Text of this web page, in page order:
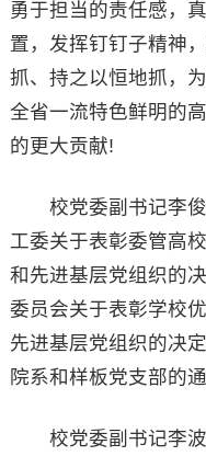
勇于担当的责任感，
置，发挥钉钉子精神
抓、持之以恒地抓，
全省一流特色鲜明的
的更大贡献!
校党委副书记李俊
工委关于表彰委管高
和先进基层党组织的
委员会关于表彰学校
先进基层党组织的决
院系和样板党支部的通
校党委副书记李波